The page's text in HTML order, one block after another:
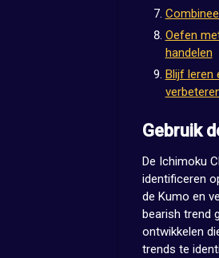
Oefen
handelen
Blijf leren
Gebruik
De Ichimoku
identificeren
de Kumo en
bearish trend
ontwikkelen
trends te